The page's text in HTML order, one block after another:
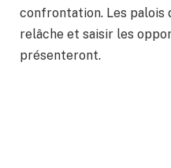
confrontation. Les palois
relâche et saisir les
présenteront.